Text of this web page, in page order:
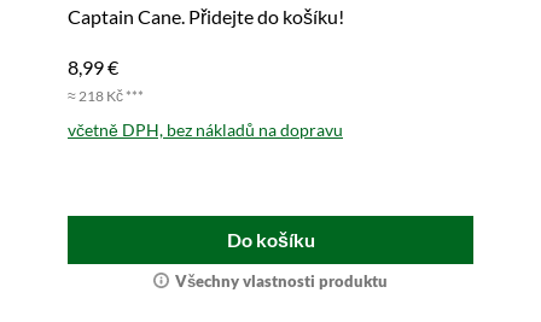
Captain Cane. Přidejte do košíku!
8,99 €
≈ 218 Kč ***
včetně DPH, bez nákladů na dopravu
Do košíku
Všechny vlastnosti produktu